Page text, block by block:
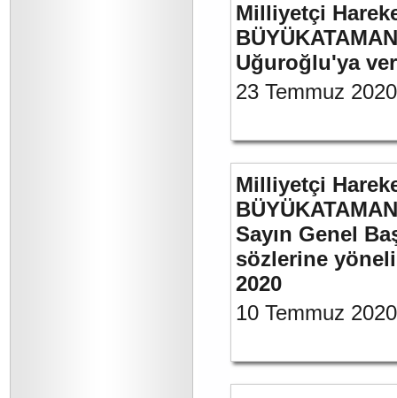
Milliyetçi
Uğuroğlu'ya
23 Temmuz 2020
Milliyetçi
Sayın Genel
sözlerine
2020
10 Temmuz 2020